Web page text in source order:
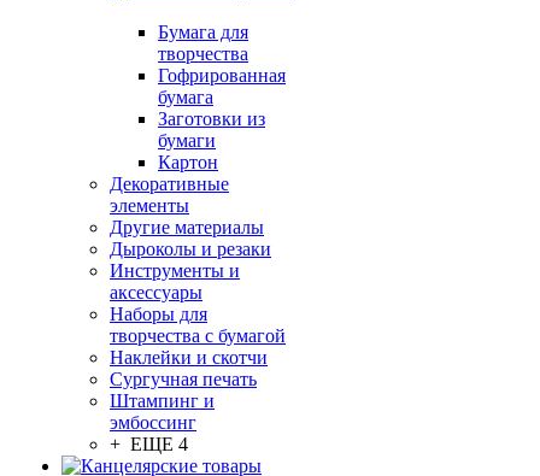
Бумага для
творчества
Гофрированная
бумага
Заготовки из
бумаги
Картон
Декоративные
элементы
Другие материалы
Дыроколы и резаки
Инструменты и
аксессуары
Наборы для
творчества с бумагой
Наклейки и скотчи
Сургучная печать
Штампинг и
эмбоссинг
+ ЕЩЕ 4